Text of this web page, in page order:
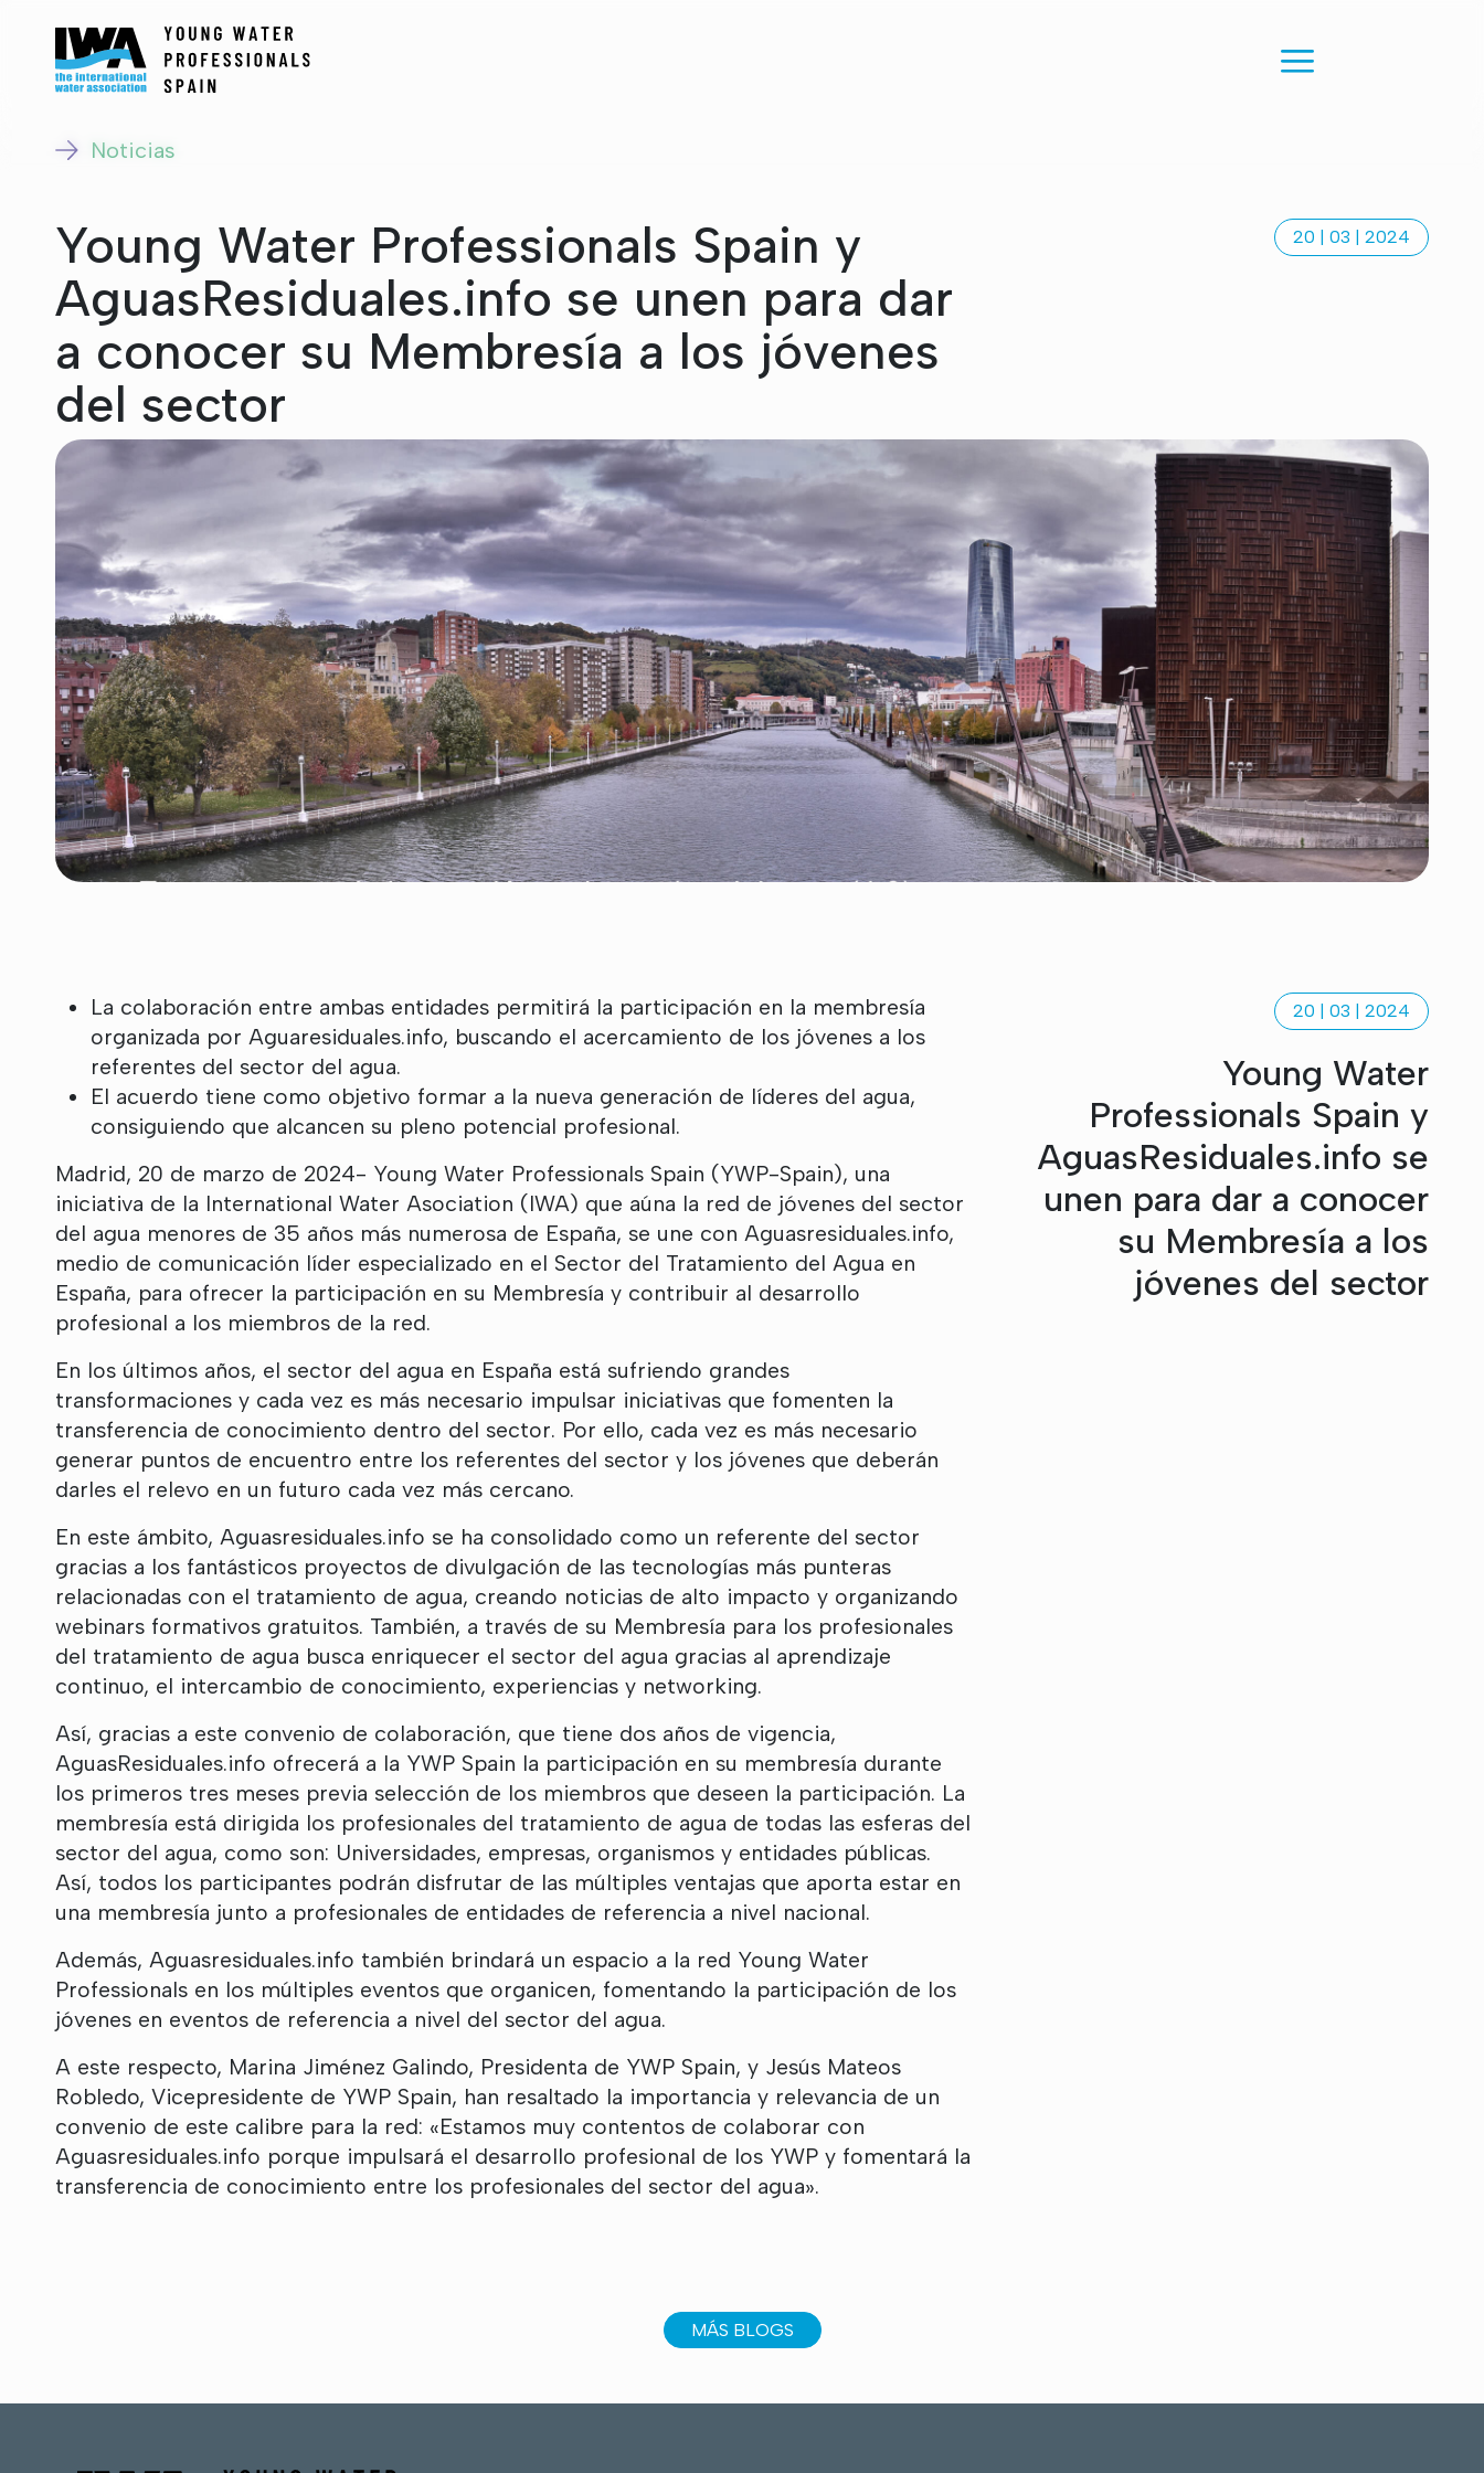
Noticias
Young Water Professionals Spain y
AguasResiduales.info se unen para dar
a conocer su Membresía a los jóvenes
del sector
20 | 03 | 2024
La colaboración entre ambas entidades permitirá la participación en la membresía
organizada por Aguaresiduales.info, buscando el acercamiento de los jóvenes a los
referentes del sector del agua.
El acuerdo tiene como objetivo formar a la nueva generación de líderes del agua,
consiguiendo que alcancen su pleno potencial profesional.
Madrid, 20 de marzo de 2024- Young Water Professionals Spain (YWP-Spain), una
iniciativa de la International Water Asociation (IWA) que aúna la red de jóvenes del sector
del agua menores de 35 años más numerosa de España, se une con Aguasresiduales.info,
medio de comunicación líder especializado en el Sector del Tratamiento del Agua en
España, para ofrecer la participación en su Membresía y contribuir al desarrollo
profesional a los miembros de la red.
En los últimos años, el sector del agua en España está sufriendo grandes
transformaciones y cada vez es más necesario impulsar iniciativas que fomenten la
transferencia de conocimiento dentro del sector. Por ello, cada vez es más necesario
generar puntos de encuentro entre los referentes del sector y los jóvenes que deberán
darles el relevo en un futuro cada vez más cercano.
En este ámbito, Aguasresiduales.info se ha consolidado como un referente del sector
gracias a los fantásticos proyectos de divulgación de las tecnologías más punteras
relacionadas con el tratamiento de agua, creando noticias de alto impacto y organizando
webinars formativos gratuitos. También, a través de su Membresía para los profesionales
del tratamiento de agua busca enriquecer el sector del agua gracias al aprendizaje
continuo, el intercambio de conocimiento, experiencias y networking.
Así, gracias a este convenio de colaboración, que tiene dos años de vigencia,
AguasResiduales.info ofrecerá a la YWP Spain la participación en su membresía durante
los primeros tres meses previa selección de los miembros que deseen la participación. La
membresía está dirigida los profesionales del tratamiento de agua de todas las esferas del
sector del agua, como son: Universidades, empresas, organismos y entidades públicas.
Así, todos los participantes podrán disfrutar de las múltiples ventajas que aporta estar en
una membresía junto a profesionales de entidades de referencia a nivel nacional.
Además, Aguasresiduales.info también brindará un espacio a la red Young Water
Professionals en los múltiples eventos que organicen, fomentando la participación de los
jóvenes en eventos de referencia a nivel del sector del agua.
A este respecto, Marina Jiménez Galindo, Presidenta de YWP Spain, y Jesús Mateos
Robledo, Vicepresidente de YWP Spain, han resaltado la importancia y relevancia de un
convenio de este calibre para la red: «Estamos muy contentos de colaborar con
Aguasresiduales.info porque impulsará el desarrollo profesional de los YWP y fomentará la
transferencia de conocimiento entre los profesionales del sector del agua».
20 | 03 | 2024
Young Water
Professionals Spain y
AguasResiduales.info se
unen para dar a conocer
su Membresía a los
jóvenes del sector
MÁS BLOGS